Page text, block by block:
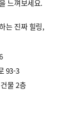
느껴보세요.
는 진짜 힐링,
93-3
물 2층